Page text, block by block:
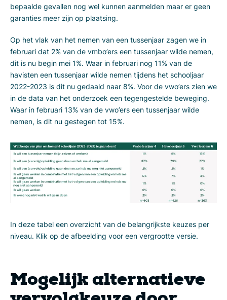
bepaalde gevallen nog wel kunnen aanmelden maar er geen
garanties meer zijn op plaatsing.
Op het vlak van het nemen van een tussenjaar zagen we in
februari dat 2% van de vmbo’ers een tussenjaar wilde nemen,
dit is nu begin mei 1%. Waar in februari nog 11% van de
havisten een tussenjaar wilde nemen tijdens het schooljaar
2022-2023 is dit nu gedaald naar 8%. Voor de vwo’ers zien we
in de data van het onderzoek een tegengestelde beweging.
Waar in februari 13% van de vwo’ers een tussenjaar wilde
nemen, is dit nu gestegen tot 15%.
In deze tabel een overzicht van de belangrijkste keuzes per
niveau. Klik op de afbeelding voor een vergrootte versie.
Mogelijk alternatieve